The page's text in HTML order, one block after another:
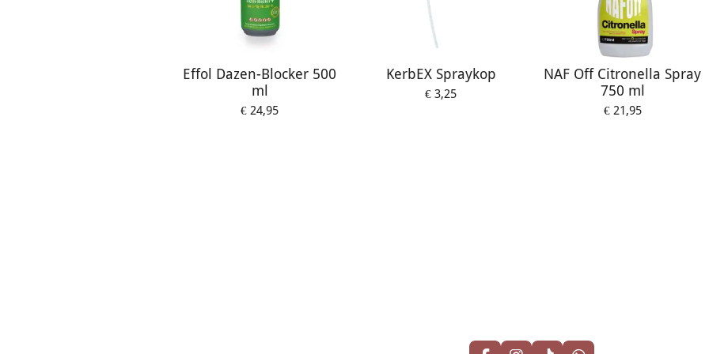
Effol Dazen-Blocker 500
ml
€ 24,95
KerbEX Spraykop
€ 3,25
NAF Off Citronella Spray
750 ml
€ 21,95